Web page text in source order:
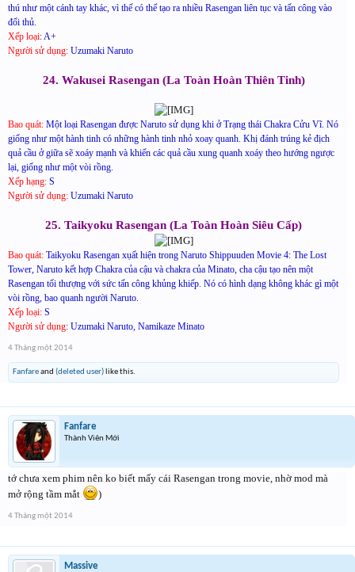
thú như một cánh tay khác, vì thế có thể tạo ra nhiều Rasengan liên tục và tấn công vào
đối thủ.
Xếp loại: A+
Người sử dụng: Uzumaki Naruto
24. Wakusei Rasengan (La Toàn Hoàn Thiên Tinh)
Bao quát: Một loại Rasengan được Naruto sử dụng khi ở Trạng thái Chakra Cửu Vĩ. Nó
giống như một hành tinh có những hành tinh nhỏ xoay quanh. Khị đánh trúng kẻ địch
quả cầu ở giữa sẽ xoáy mạnh và khiến các quả cầu xung quanh xoáy theo hướng ngược
lại, giống như một vòi rồng.
Xếp hạng: S
Người sử dụng: Uzumaki Naruto
25. Taikyoku Rasengan (La Toàn Hoàn Siêu Cấp)
Bao quát: Taikyoku Rasengan xụất hiện trong Naruto Shippuuden Movie 4: The Lost
Tower, Naruto kết hợp Chakra của cậu và chakra của Minato, cha cậu tạo nên một
Rasengan tối thượng với sức tấn công khủng khiếp. Nó có hình dạng không khác gì một
vòi rồng, bao quanh người Naruto.
Xếp loại: S
Người sử dụng: Uzumaki Naruto, Namikaze Minato
4 Tháng một 2014
Fanfareand (deleted user) like this.
Fanfare
Thành Viên Mới
tớ chưa xem phim nên ko biết mấy cái Rasengan trong movie, nhờ mod mà
mở rộng tầm mắt
)
4 Tháng một 2014
Massive